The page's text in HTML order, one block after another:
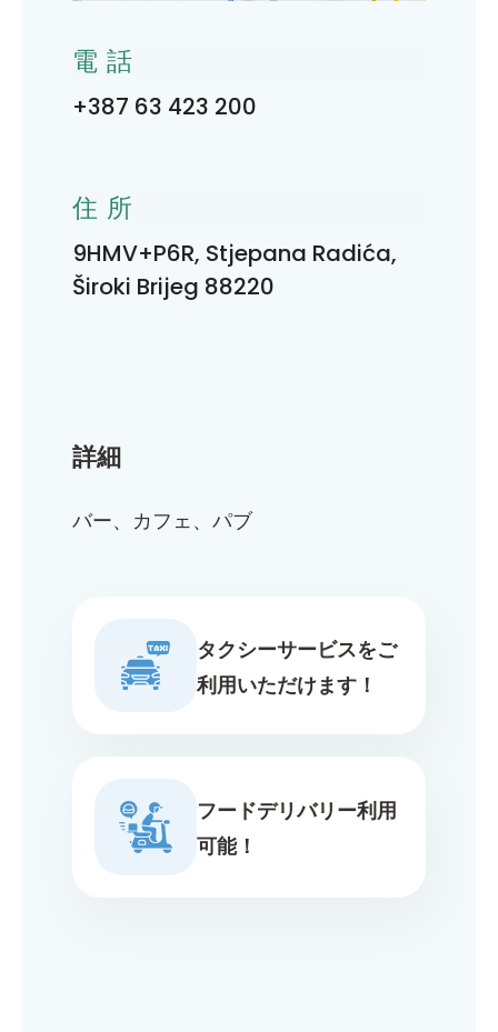
詳細
バー、カフェ、パブ
タクシーサービスをご
利用いただけます！
フードデリバリー利用
可能！
電話
+387 63 423 200
住所
9HMV+P6R, Stjepana Radića,
Široki Brijeg 88220